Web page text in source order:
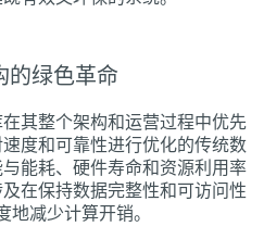
的绿色革命
其整个架构和运营过程中优先
度和可靠性进行优化的传统数
能耗、硬件寿命和资源利用率
在保持数据完整性和可访问性
地减少计算开销。